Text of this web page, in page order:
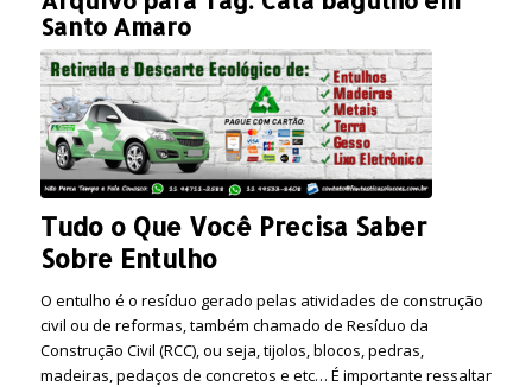
Santo Amaro
Tudo o Que Você Precisa Saber
Sobre Entulho
O entulho é o resíduo gerado pelas atividades de construção
civil ou de reformas, também chamado de Resíduo da
Construção Civil (RCC), ou seja, tijolos, blocos, pedras,
madeiras, pedaços de concretos e etc… É importante ressaltar